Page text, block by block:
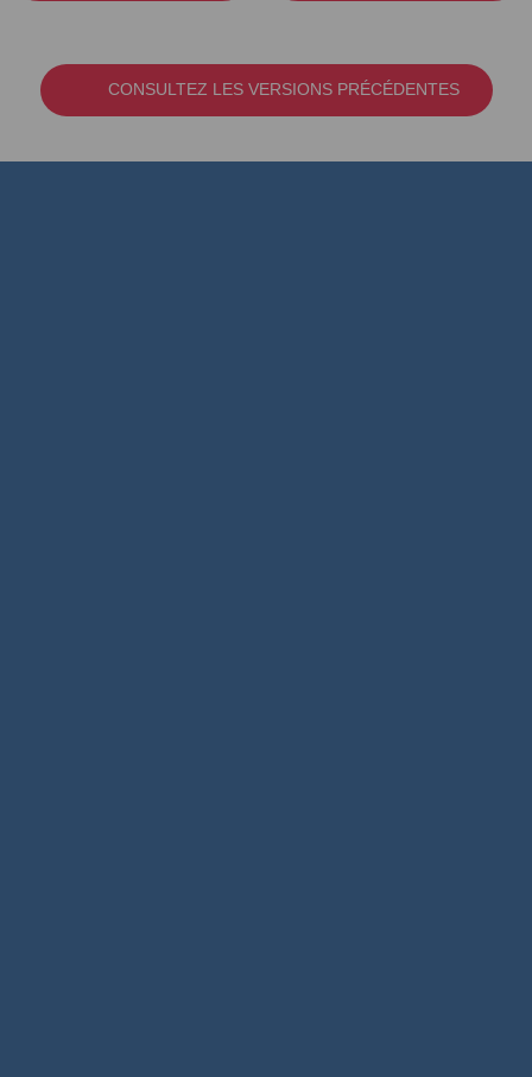
CONSULTEZ LES VERSIONS PRÉCÉDENTES